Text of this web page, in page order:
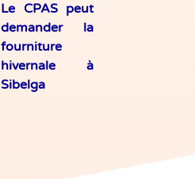
Le CPAS peut
demander la
fourniture
hivernale à
Sibelga